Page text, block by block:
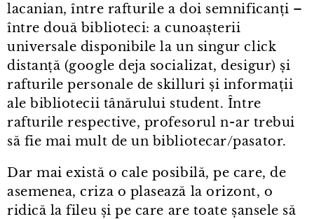
lacanian, între rafturile a doi semnificanți –
între două biblioteci: a cunoașterii
universale disponibile la un singur click
distanță (google deja socializat, desigur) și
rafturile personale de skilluri și informații
ale bibliotecii tânărului student. Între
rafturile respective, profesorul n⁠-⁠ar trebui
să fie mai mult de un bibliotecar/pasator.
Dar mai există o cale posibilă, pe care, de
asemenea, criza o plasează la orizont, o
ridică la fileu și pe care are toate șansele să